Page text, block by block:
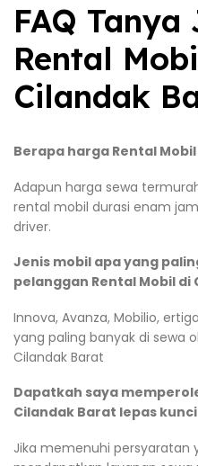
FAQ Tanya
Rental
Cilandak
Berapa harga Rental
Adapun harga sewa
rental mobil durasi enam
driver.
Jenis mobil apa yang
pelanggan Rental Mobil di
Innova, Avanza, Mobilio,
yang paling banyak di sewa
Cilandak Barat
Dapatkah saya
Cilandak Barat lepas
Jika memenuhi persyaratan